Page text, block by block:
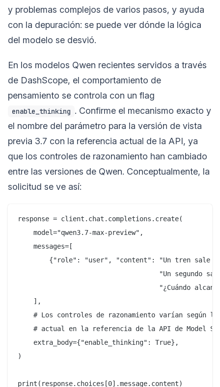
y problemas complejos de varios pasos, y ayuda
con la depuración: se puede ver dónde la lógica
del modelo se desvió.
En los modelos Qwen recientes servidos a través
de DashScope, el comportamiento de
pensamiento se controla con un flag
enable_thinking . Confirme el mecanismo exacto y
el nombre del parámetro para la versión de vista
previa 3.7 con la referencia actual de la API, ya
que los controles de razonamiento han cambiado
entre las versiones de Qwen. Conceptualmente, la
solicitud se ve así:
response = client.chat.completions.create(
    model="qwen3.7-max-preview",
    messages=[
{"role": "user", "content": "Un tren sale
"Un segundo
"¿Cuándo
    ],
# Los controles de razonamiento varían según
# actual en la referencia de la API de Model
    extra_body={"enable_thinking": True},
)